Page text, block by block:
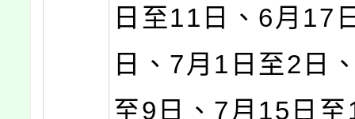
日至11日、6月17
日、7月1日至2日
至9日、7月15日